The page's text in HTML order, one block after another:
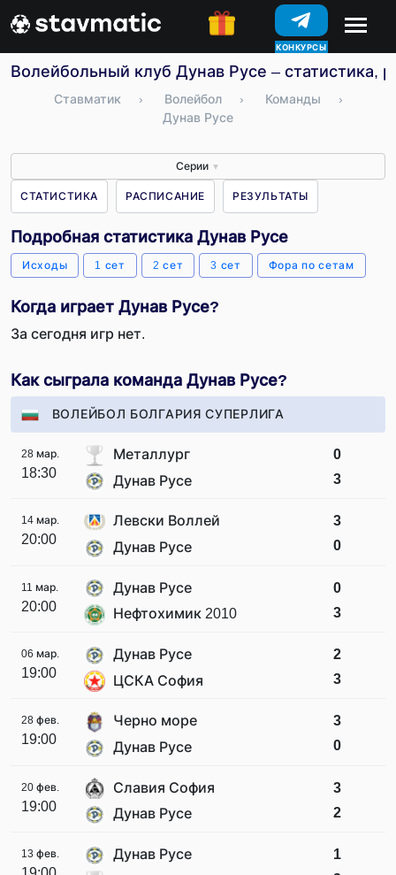
КОНКУРСЫ
Волейбольный клуб Дунав Русе – статистика,
Ставматик › Волейбол › Команды
›
Дунав Русе
Серии ▼
СТАТИСТИКА РАСПИСАНИЕ РЕЗУЛЬТАТЫ
Подробная статистика Дунав Русе
Исходы 1 сет 2 сет 3 сет Фора по сетам
Когда играет Дунав Русе?
За сегодня игр нет.
Как сыграла команда Дунав Русе?
ВОЛЕЙБОЛ БОЛГАРИЯ СУПЕРЛИГА
28 мар.
18:30
Металлург
Дунав Русе
0
3
14 мар.
20:00
Левски Воллей
Дунав Русе
3
0
11 мар.
20:00
Дунав Русе
Нефтохимик 2010
0
3
06 мар.
19:00
Дунав Русе
ЦСКА София
2
3
28 фев.
19:00
Черно море
Дунав Русе
3
0
20 фев.
19:00
Славия София
Дунав Русе
3
2
13 фев.
Дунав Русе
1